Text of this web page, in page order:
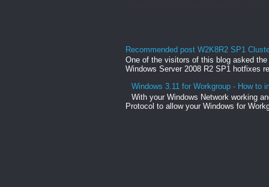
Recommended post W2K8R2 SP1
One of the visitors of this blog asked
Windows Server 2008 R2 SP1 hotfixes
Windows 3.11 for Workgroup - How to
With your Windows Network working
Protocol to allow your Windows for